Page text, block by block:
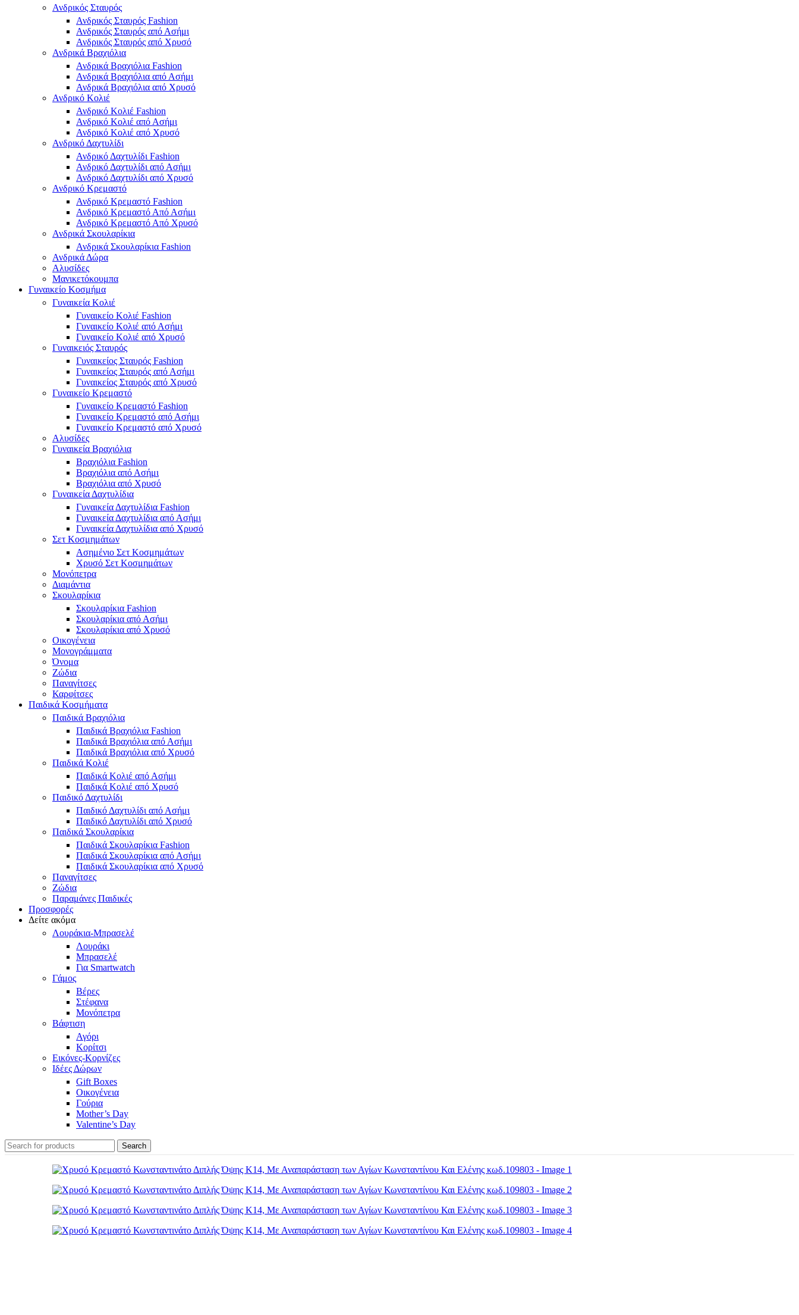
Ανδρικός Σταυρός
Ανδρικός Σταυρός Fashion
Ανδρικός Σταυρός από Ασήμι
Ανδρικός Σταυρός από Χρυσό
Ανδρικά Βραχιόλια
Ανδρικά Βραχιόλια Fashion
Ανδρικά Βραχιόλια από Ασήμι
Ανδρικά Βραχιόλια από Χρυσό
Ανδρικό Κολιέ
Ανδρικό Κολιέ Fashion
Ανδρικό Κολιέ από Ασήμι
Ανδρικό Κολιέ από Χρυσό
Ανδρικό Δαχτυλίδι
Ανδρικό Δαχτυλίδι Fashion
Ανδρικό Δαχτυλίδι από Ασήμι
Ανδρικό Δαχτυλίδι από Χρυσό
Ανδρικό Κρεμαστό
Ανδρικό Κρεμαστό Fashion
Ανδρικό Κρεμαστό Από Ασήμι
Ανδρικό Κρεμαστό Από Χρυσό
Ανδρικά Σκουλαρίκια
Ανδρικά Σκουλαρίκια Fashion
Ανδρικά Δώρα
Αλυσίδες
Μανικετόκουμπα
Γυναικείο Κοσμήμα
Γυναικεία Κολιέ
Γυναικείο Κολιέ Fashion
Γυναικείο Κολιέ από Ασήμι
Γυναικείο Κολιέ από Χρυσό
Γυναικειός Σταυρός
Γυναικείος Σταυρός Fashion
Γυναικείος Σταυρός από Ασήμι
Γυναικείος Σταυρός από Χρυσό
Γυναικείο Κρεμαστό
Γυναικείο Κρεμαστό Fashion
Γυναικείο Κρεμαστό από Ασήμι
Γυναικείο Κρεμαστό από Χρυσό
Αλυσίδες
Γυναικεία Βραχιόλια
Βραχιόλια Fashion
Βραχιόλια από Ασήμι
Βραχιόλια από Χρυσό
Γυναικεία Δαχτυλίδια
Γυναικεία Δαχτυλίδια Fashion
Γυναικεία Δαχτυλίδια από Ασήμι
Γυναικεία Δαχτυλίδια από Χρυσό
Σετ Κοσμημάτων
Ασημένιο Σετ Κοσμημάτων
Χρυσό Σετ Κοσμημάτων
Μονόπετρα
Διαμάντια
Σκουλαρίκια
Σκουλαρίκια Fashion
Σκουλαρίκια από Ασήμι
Σκουλαρίκια από Χρυσό
Οικογένεια
Μονογράμματα
Όνομα
Ζώδια
Παναγίτσες
Καρφίτσες
Παιδικά Κοσμήματα
Παιδικά Βραχιόλια
Παιδικά Βραχιόλια Fashion
Παιδικά Βραχιόλια από Ασήμι
Παιδικά Βραχιόλια από Χρυσό
Παιδικά Κολιέ
Παιδικά Κολιέ από Ασήμι
Παιδικά Κολιέ από Χρυσό
Παιδικό Δαχτυλίδι
Παιδικό Δαχτυλίδι από Ασήμι
Παιδικό Δαχτυλίδι από Χρυσό
Παιδικά Σκουλαρίκια
Παιδικά Σκουλαρίκια Fashion
Παιδικά Σκουλαρίκια από Ασήμι
Παιδικά Σκουλαρίκια από Χρυσό
Παναγίτσες
Ζώδια
Παραμάνες Παιδικές
Προσφορές
Δείτε ακόμα
Λουράκια-Μπρασελέ
Λουράκι
Μπρασελέ
Για Smartwatch
Γάμος
Βέρες
Στέφανα
Μονόπετρα
Βάφτιση
Αγόρι
Κορίτσι
Εικόνες-Κορνίζες
Ιδέες Δώρων
Gift Boxes
Οικογένεια
Γούρια
Mother’s Day
Valentine’s Day
Search